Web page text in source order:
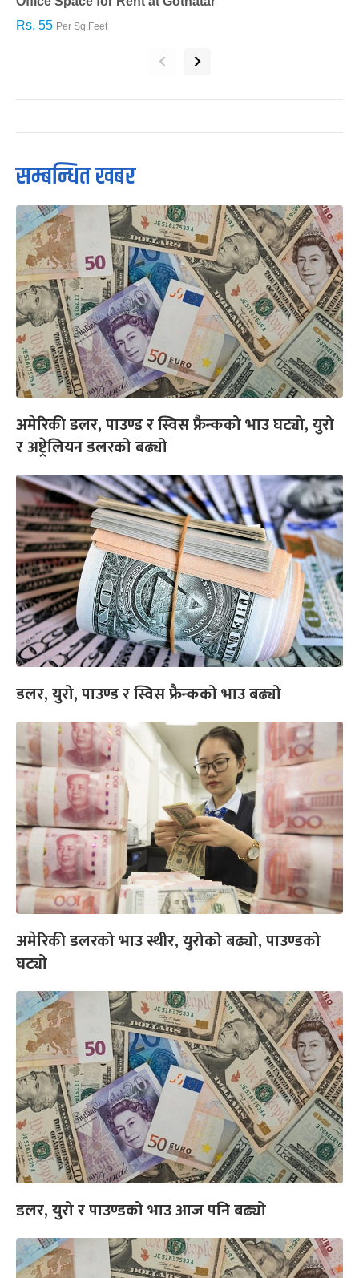
Rs. 55 Per Sq.Feet
‹ ›
सम्बन्धित खबर
अमेरिकी डलर, पाउण्ड र स्विस फ्रैन्कको भाउ घट्यो, युरो
र अष्ट्रेलियन डलरको बढ्यो
डलर, युरो, पाउण्ड र स्विस फ्रैन्कको भाउ बढ्यो
अमेरिकी डलरको भाउ स्थीर, युरोको बढ्यो, पाउण्डको
घट्यो
डलर, युरो र पाउण्डको भाउ आज पनि बढ्यो